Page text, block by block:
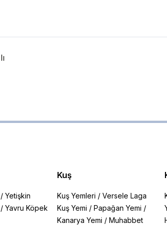
/Yetişkin
/Yavru Köpek
Kuş
Kuş Yemleri / Versele Laga
Kuş Yemi / Papağan Yemi /
Kanarya Yemi / Muhabbet